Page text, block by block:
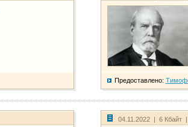
Предоставлено:
04.11.2022 | 6 Кбайт